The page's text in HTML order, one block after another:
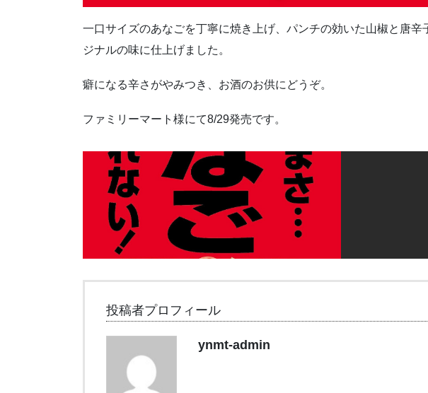
一口サイズのあなごを丁寧に焼き上げ、パンチの効いた山椒と唐辛
ジナルの味に仕上げました。
癖になる辛さがやみつき、お酒のお供にどうぞ。
ファミリーマート様にて8/29発売です。
投稿者プロフィール
ynmt-admin